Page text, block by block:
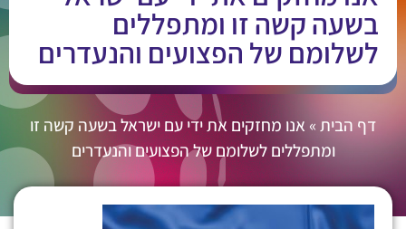
בשעה קשה זו ומתפללים
לשלומם של הפצועים והנעדרים
דף הבית» אנו מחזקים את ידי עם ישראל בשעה קשה זו
ומתפללים לשלומם של הפצועים והנעדרים